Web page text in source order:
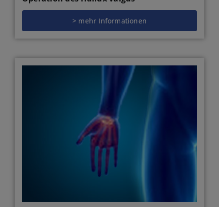
> mehr Informationen